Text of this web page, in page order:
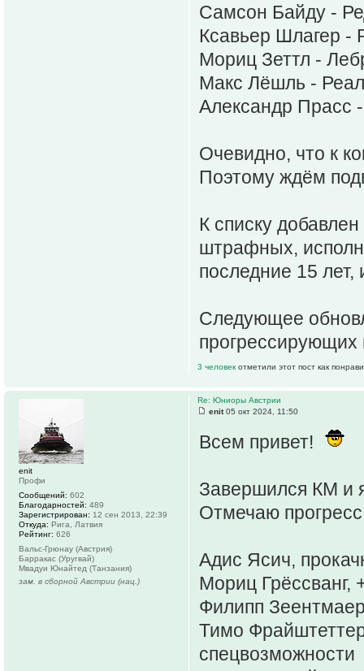
Самсон Байду -
Ксавьер Шлагер -
Мориц Зеттл -
Макс Лёшль -
Александр Прасс
Очевидно, что к
Поэтому ждём
К списку
штрафных,
последние 15
Следующее
прогрессирующих
3 человек отметили этот пост как
Re: Юниоры Австрии
enit05 окт 2024, 11:50
Всем привет!
Завершился КМ и
Отмечаю
Адис Ясич,
Мориц Грёссванг,
Филипп
Тимо
спецвозможности
enit
Профи
Сообщений: 602
Благодарностей: 489
Зарегистрирован: 12 сен 2013, 22:39
Откуда: Рига, Латвия
Рейтинг: 626
Вальс-Грюнау (Австрия)
Барракас (Уругвай)
Мвадуи Юнайтед (Танзания)
зам. в сборной Австрии (нац.)